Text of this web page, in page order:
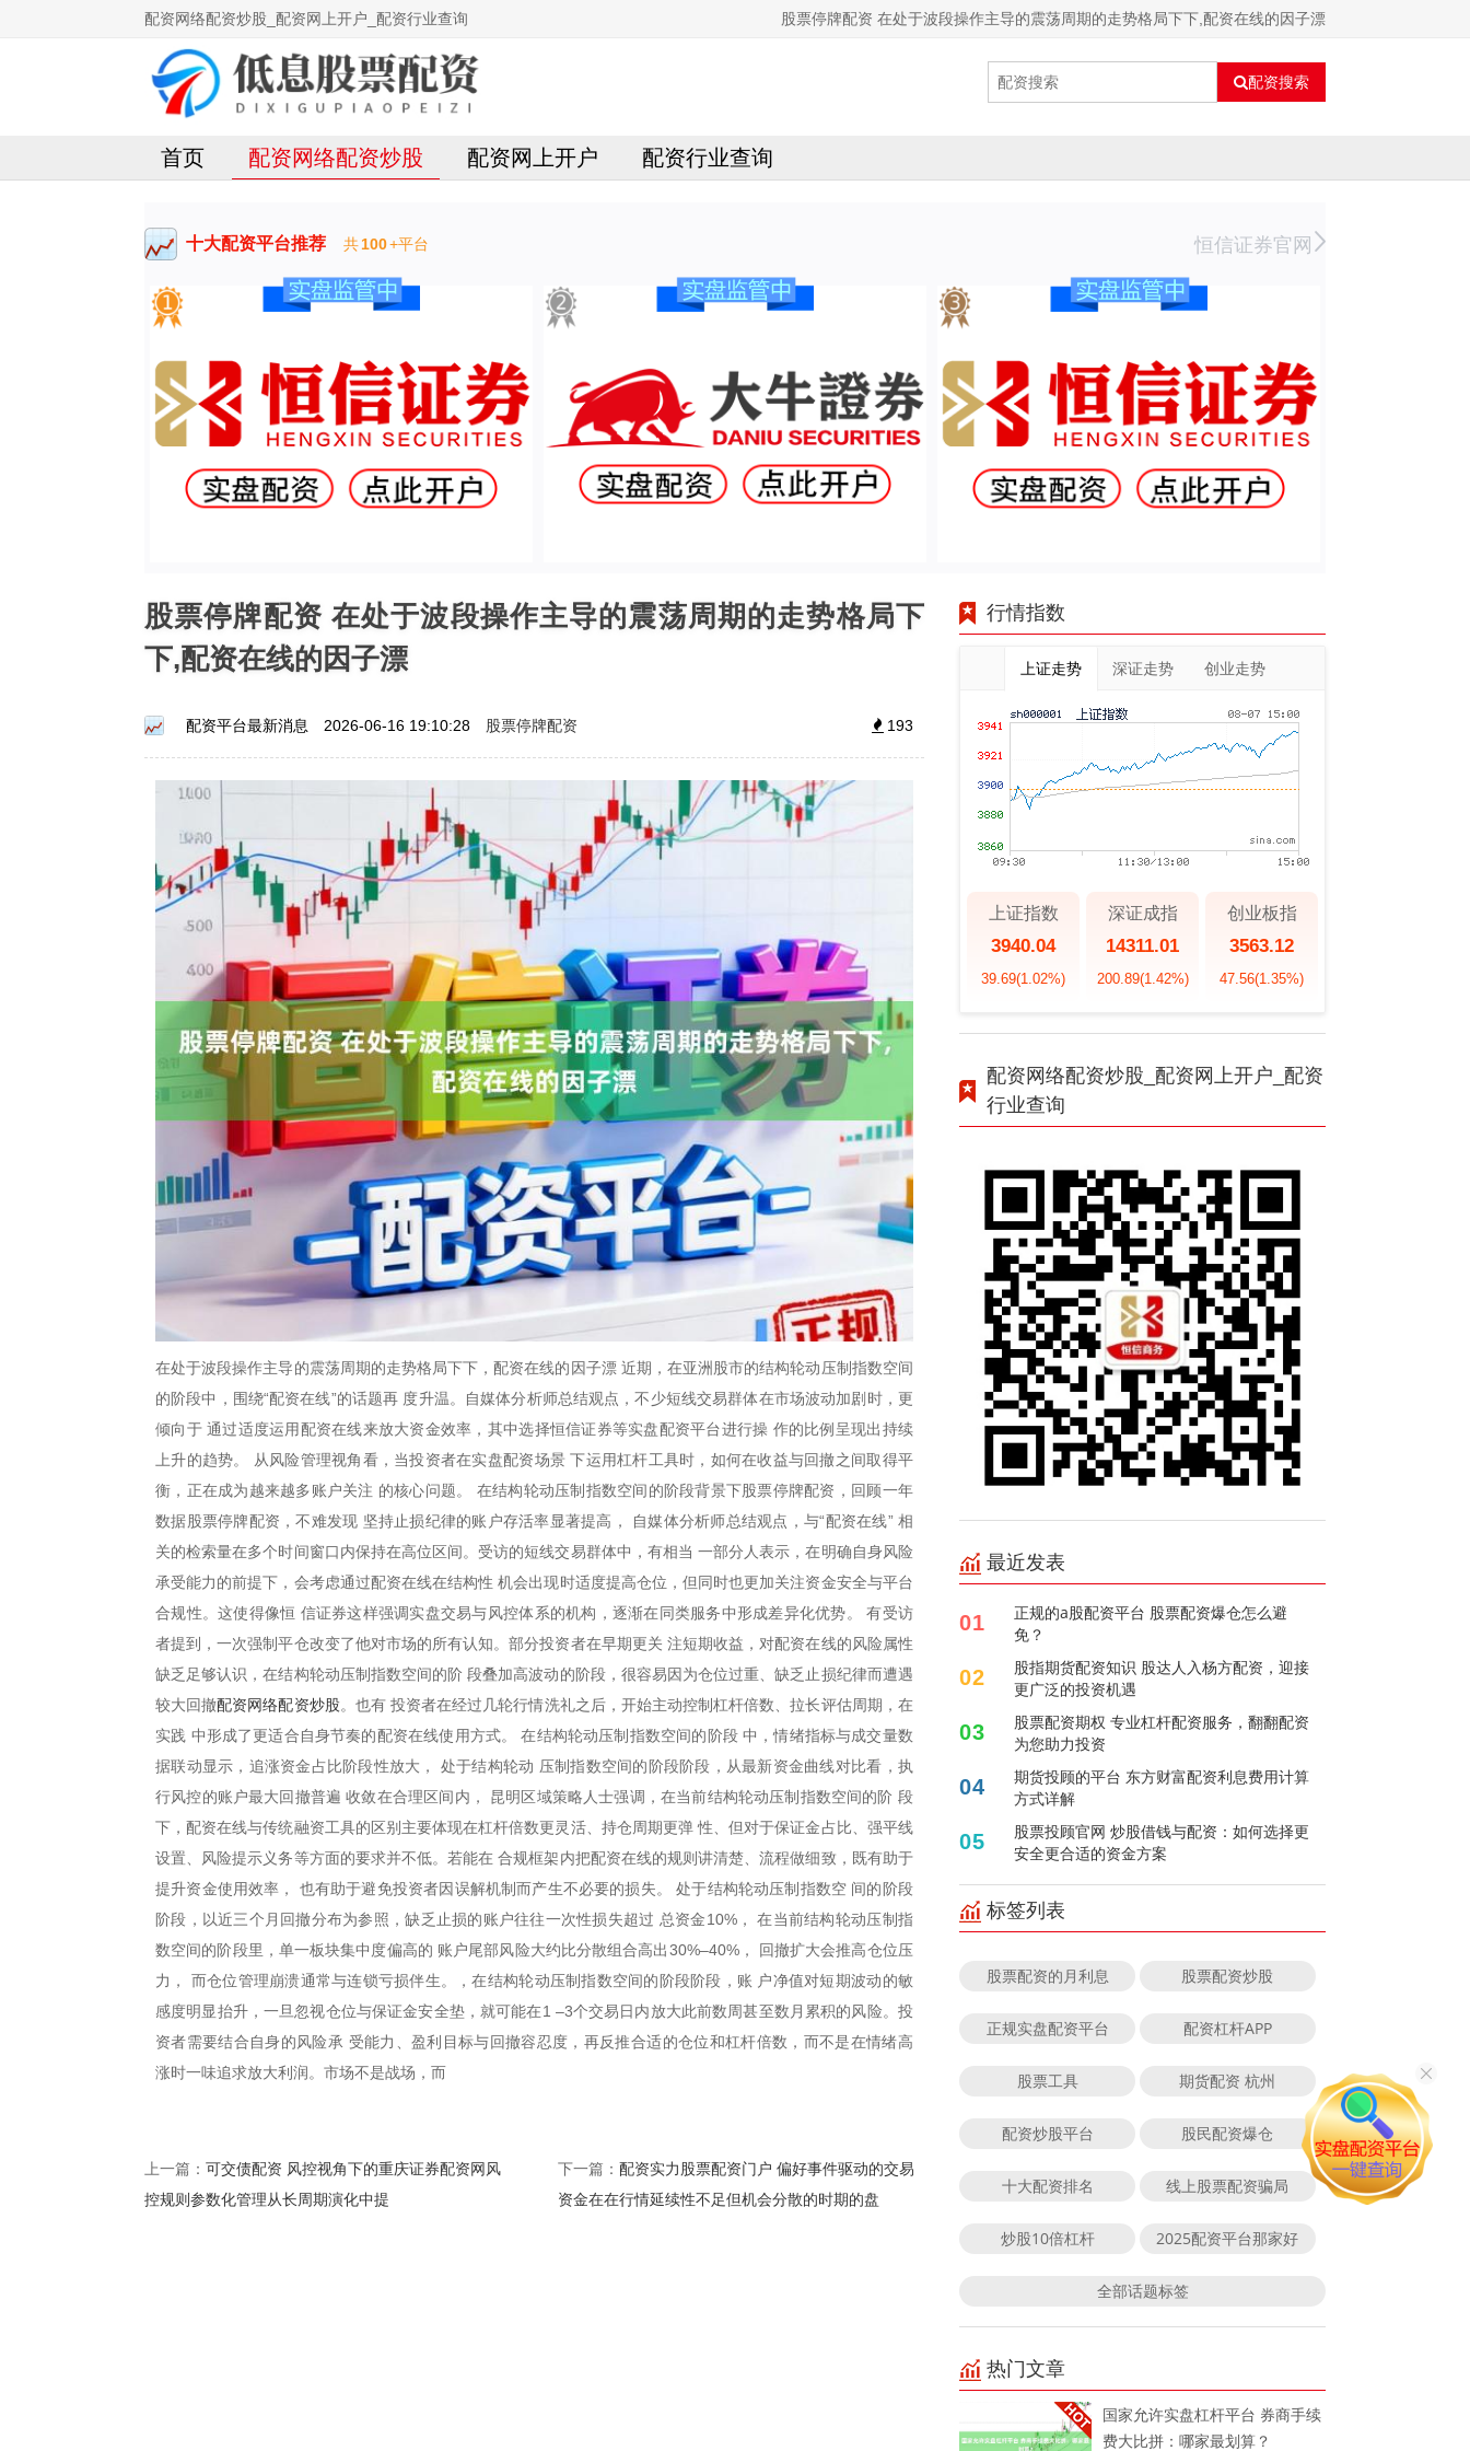
配资网络配资炒股_配资网上开户_配资行业查询 股票停牌配资 在处于波段操作主导的震荡周期的走势格局下下,配资在线的因子漂
配资搜索
首页 配资网络配资炒股 配资网上开户 配资行业查询
十大配资平台推荐 共100+平台 恒信证券官网
股票停牌配资 在处于波段操作主导的震荡周期的走势格局下
下,配资在线的因子漂
配资平台最新消息 2026-06-16 19:10:28 股票停牌配资 193
在处于波段操作主导的震荡周期的走势格局下下，配资在线的因子漂 近期，在亚洲股市的结构轮动压制指数空间
的阶段中，围绕“配资在线”的话题再 度升温。自媒体分析师总结观点，不少短线交易群体在市场波动加剧时，更
倾向于 通过适度运用配资在线来放大资金效率，其中选择恒信证券等实盘配资平台进行操 作的比例呈现出持续
上升的趋势。 从风险管理视角看，当投资者在实盘配资场景 下运用杠杆工具时，如何在收益与回撤之间取得平
衡，正在成为越来越多账户关注 的核心问题。 在结构轮动压制指数空间的阶段背景下股票停牌配资，回顾一年
数据股票停牌配资，不难发现 坚持止损纪律的账户存活率显著提高， 自媒体分析师总结观点，与“配资在线” 相
关的检索量在多个时间窗口内保持在高位区间。受访的短线交易群体中，有相当 一部分人表示，在明确自身风险
承受能力的前提下，会考虑通过配资在线在结构性 机会出现时适度提高仓位，但同时也更加关注资金安全与平台
合规性。这使得像恒 信证券这样强调实盘交易与风控体系的机构，逐渐在同类服务中形成差异化优势。 有受访
者提到，一次强制平仓改变了他对市场的所有认知。部分投资者在早期更关 注短期收益，对配资在线的风险属性
缺乏足够认识，在结构轮动压制指数空间的阶 段叠加高波动的阶段，很容易因为仓位过重、缺乏止损纪律而遭遇
较大回撤配资网络配资炒股。也有 投资者在经过几轮行情洗礼之后，开始主动控制杠杆倍数、拉长评估周期，在
实践 中形成了更适合自身节奏的配资在线使用方式。 在结构轮动压制指数空间的阶段 中，情绪指标与成交量数
据联动显示，追涨资金占比阶段性放大， 处于结构轮动 压制指数空间的阶段阶段，从最新资金曲线对比看，执
行风控的账户最大回撤普遍 收敛在合理区间内， 昆明区域策略人士强调，在当前结构轮动压制指数空间的阶 段
下，配资在线与传统融资工具的区别主要体现在杠杆倍数更灵活、持仓周期更弹 性、但对于保证金占比、强平线
设置、风险提示义务等方面的要求并不低。若能在 合规框架内把配资在线的规则讲清楚、流程做细致，既有助于
提升资金使用效率， 也有助于避免投资者因误解机制而产生不必要的损失。 处于结构轮动压制指数空 间的阶段
阶段，以近三个月回撤分布为参照，缺乏止损的账户往往一次性损失超过 总资金10%， 在当前结构轮动压制指
数空间的阶段里，单一板块集中度偏高的 账户尾部风险大约比分散组合高出30%–40%， 回撤扩大会推高仓位压
力， 而仓位管理崩溃通常与连锁亏损伴生。，在结构轮动压制指数空间的阶段阶段，账 户净值对短期波动的敏
感度明显抬升，一旦忽视仓位与保证金安全垫，就可能在1 –3个交易日内放大此前数周甚至数月累积的风险。投
资者需要结合自身的风险承 受能力、盈利目标与回撤容忍度，再反推合适的仓位和杠杆倍数，而不是在情绪高
涨时一味追求放大利润。市场不是战场，而
上一篇： 可交债配资 风控视角下的重庆证券配资网风
控规则参数化管理从长周期演化中提
下一篇： 配资实力股票配资门户 偏好事件驱动的交易
资金在在行情延续性不足但机会分散的时期的盘
行情指数
上证走势 深证走势 创业走势
上证指数
3940.04
39.69(1.02%)
深证成指
14311.01
200.89(1.42%)
创业板指
3563.12
47.56(1.35%)
配资网络配资炒股_配资网上开户_配资
行业查询
最近发表
01
正规的a股配资平台 股票配资爆仓怎么避
免？
02
股指期货配资知识 股达人入杨方配资，迎接
更广泛的投资机遇
03
股票配资期权 专业杠杆配资服务，翻翻配资
为您助力投资
04
期货投顾的平台 东方财富配资利息费用计算
方式详解
05
股票投顾官网 炒股借钱与配资：如何选择更
安全更合适的资金方案
标签列表
股票配资的月利息 股票配资炒股
正规实盘配资平台 配资杠杆APP
股票工具 期货配资 杭州
配资炒股平台 股民配资爆仓
十大配资排名 线上股票配资骗局
炒股10倍杠杆 2025配资平台那家好
全部话题标签
热门文章
国家允许实盘杠杆平台 券商手续
费大比拼：哪家最划算？